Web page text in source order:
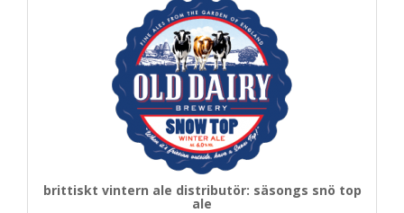
brittiskt vintern ale distributör: säsongs snö top
ale